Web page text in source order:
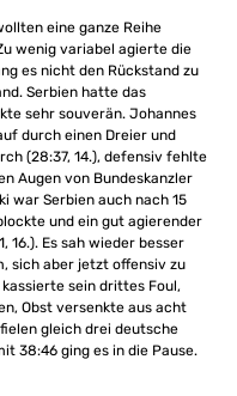
eine ganze Reihe
wenig variabel agierte die
es nicht den Rückstand zu
Serbien hatte das
sehr souverän. Johannes
durch einen Dreier und
(28:37, 14.), defensiv fehlte
Augen von Bundeskanzler
war Serbien auch nach 15
und ein gut agierender
16.). Es sah wieder besser
sich aber jetzt offensiv zu
sein drittes Foul,
Obst versenkte aus acht
gleich drei deutsche
38:46 ging es in die Pause.